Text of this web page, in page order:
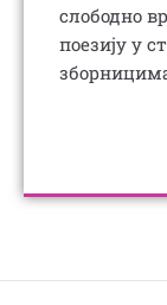
слободно
поезију у